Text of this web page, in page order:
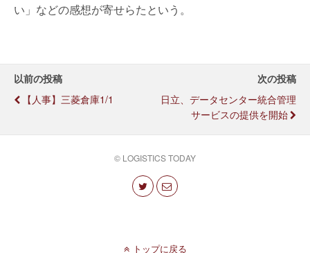
い」などの感想が寄せらたという。
以前の投稿
【人事】三菱倉庫1/1
次の投稿
日立、データセンター統合管理
サービスの提供を開始
© LOGISTICS TODAY
トップに戻る